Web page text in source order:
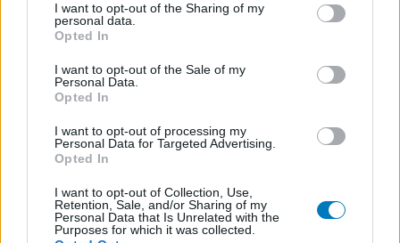
I want to opt-out of the Sharing of my
personal data.
Opted In
I want to opt-out of the Sale of my
Personal Data.
Opted In
I want to opt-out of processing my
Personal Data for Targeted Advertising.
Opted In
I want to opt-out of Collection, Use,
Retention, Sale, and/or Sharing of my
Personal Data that Is Unrelated with the
Purposes for which it was collected.
Hoeveelheid bijwerkingen
Eerste dag dat ik het nam heel duizelig, wazig, afwezig.
Daarna lange tijd totaal geen last. Op dag 12 opeens
verschrikkelijke refluxklachten, ik kon niks behalve heel
stil zitten, want bij alles kwam het maagzuur omhoog in
mijn inmiddels ontstoken slokdarm. Helse pijnen. Na een
dag en een nacht creperen naar de huisarts gegaan, die
me sucralfaat (maagwandbeschermer) en om
geef mening 0 reacties